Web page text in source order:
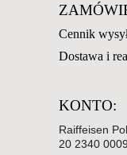
Cennik
Dostawa i
KONTO:
Raiffeisen
20 2340